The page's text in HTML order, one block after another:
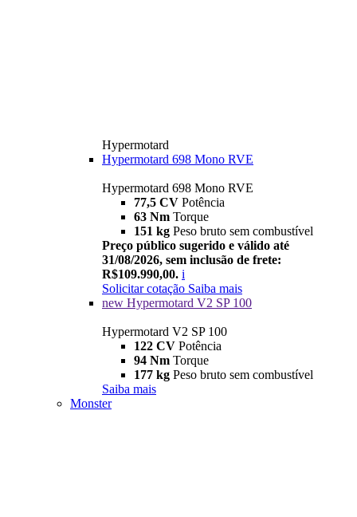
Hypermotard
Hypermotard 698 Mono RVE
Hypermotard 698 Mono RVE
77,5 CV Potência
63 Nm Torque
151 kg Peso bruto sem combustível
Preço público sugerido e válido até
31/08/2026, sem inclusão de frete:
R$109.990,00. i
Solicitar cotação Saiba mais
new Hypermotard V2 SP 100
Hypermotard V2 SP 100
122 CV Potência
94 Nm Torque
177 kg Peso bruto sem combustível
Saiba mais
Monster